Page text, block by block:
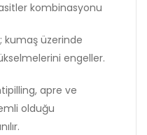
kombinasyonu
kumaş üzerinde
engeller.
apre ve
olduğu